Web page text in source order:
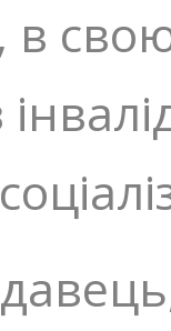
в